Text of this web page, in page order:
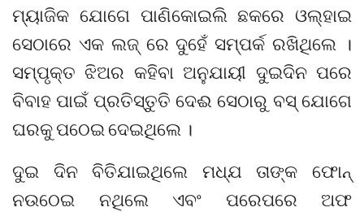
ମ୍ୟାଜିକ ଯୋଗେ ପାଣିକୋଇଲି ଛକରେ ଓଲ୍ହାଇ
ସେଠାରେ ଏକ ଲଜ୍ ରେ ଦୁହେଁ ସମ୍ପର୍କ ରଖିଥିଲେ ।
ସମ୍ପୃକ୍ତ ଝିଅର କହିବା ଅନୁଯାୟୀ ଦୁଇଦିନ ପରେ
ବିବାହ ପାଇଁ ପ୍ରତିସ୍ତୁତି ଦେଈ ସେଠାରୁ ବସ୍ ଯୋଗେ
ଘରକୁ ପଠେଇ ଦେଇଥିଲେ ।
ଦୁଇ ଦିନ ବିତିଯାଇଥିଲେ ମଧ୍ଯ ତାଙ୍କ ଫୋନ୍
ନଉଠେଇ ନଥିଲେ ଏବଂ ପରେପରେ ଅଫ